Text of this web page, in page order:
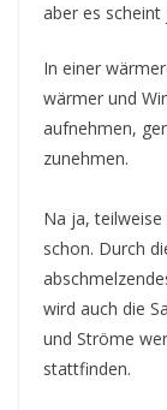
aber es scheint
In einer
wärmer und
aufnehmen,
zunehmen.
Na ja,
schon. Durch
wird auch die
und Ströme
stattfinden.